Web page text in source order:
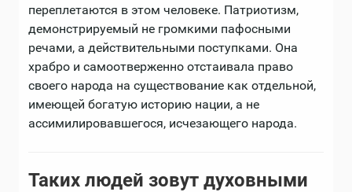
переплетаются в этом человеке. Патриотизм,
демонстрируемый не громкими пафосными
речами, а действительными поступками. Она
храбро и самоотверженно отстаивала право
своего народа на существование как отдельной,
имеющей богатую историю нации, а не
ассимилировавшегося, исчезающего народа.
Таких людей зовут духовными